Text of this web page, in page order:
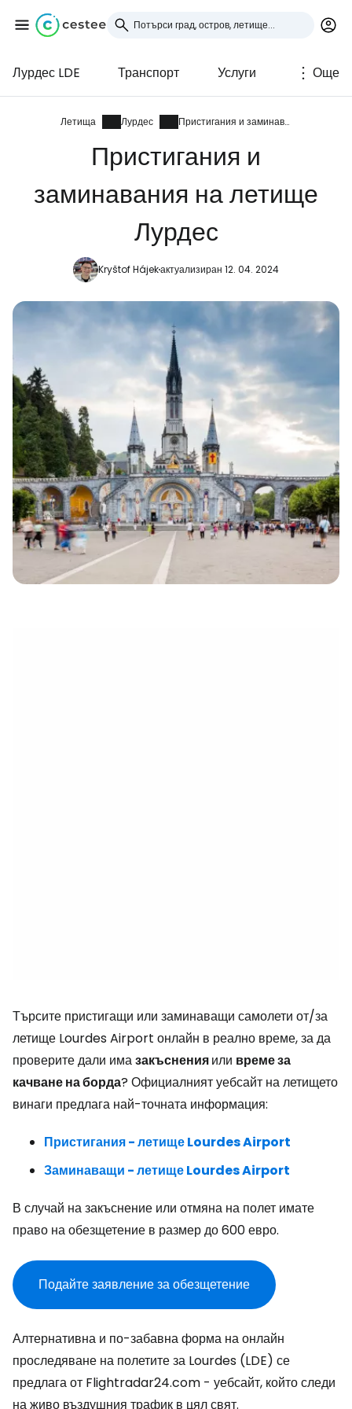
Лурдес LDE Транспорт Услуги Още
Летища Лурдес Пристигания и заминавания
Пристигания и
заминавания на летище
Лурдес
Kryštof Hájekактуализиран 12. 04. 2024
Търсите пристигащи или заминаващи самолети от/за
летище Lourdes Airport онлайн в реално време, за да
проверите дали имазакъсненияили време за
качване на борда? Официалният уебсайт на летището
винаги предлага най-точната информация:
Пристигания - летище Lourdes Airport
Заминаващи - летище Lourdes Airport
В случай на закъснение или отмяна на полет имате
право на обезщетение в размер до 600 евро.
Подайте заявление за обезщетение
Алтернативна и по-забавна форма на онлайн
проследяване на полетите за Lourdes (LDE) се
предлага от Flightradar24.com - уебсайт, който следи
на живо въздушния трафик в цял свят.
Влезте в Cestee
... световната общност на туристите
Продължете с Facebook
Продължете с имейл